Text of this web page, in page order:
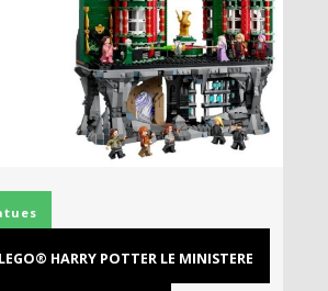
HARRY POTTER LE MINISTERE